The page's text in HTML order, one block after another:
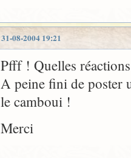
31-08-2004 19:21
Pfff ! Quelles
A peine fini de poster
le camboui !
Merci